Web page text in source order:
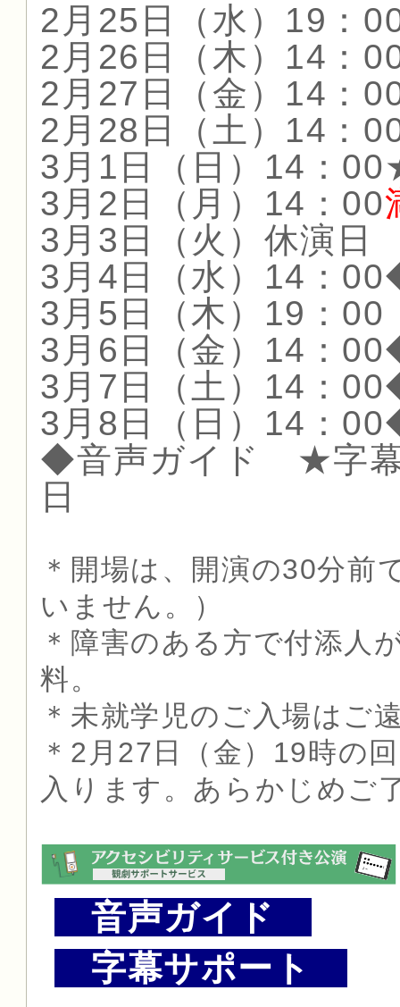
2月25日（水）19：
2月26日（木）14：
2月27日（金）14：
2月28日（土）14：
3月1日（日）14：
3月2日（月）14：00
3月3日（火）休演日
3月4日（水）14：
3月5日（木）19：00
3月6日（金）14：
3月7日（土）14：
3月8日（日）14：
◆音声ガイド ★字
日
＊開場は、開演の30分前
いません。）
＊障害のある方で付添人
料。
＊未就学児のご入場はご
＊2月27日（金）19時の
入ります。あらかじめご
音声ガイド
字幕サポート